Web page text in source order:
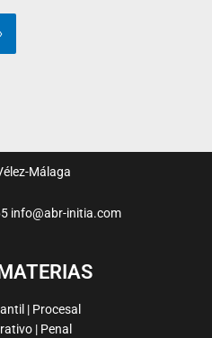
Málaga
info@abr-initia.com
| Procesal
| Penal